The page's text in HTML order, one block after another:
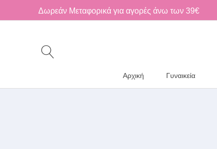
Δωρεάν Μεταφορικά για αγορές άνω των 39€
Αρχική Γυναικεία